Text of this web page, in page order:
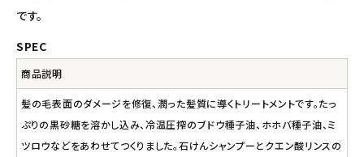
meeting_room ログイン
です。
SPEC
商品説明
髪の毛表面のダメージを修復、潤った髪質に導くトリートメントです。たっ
ぷりの黒砂糖を溶かし込み、冷温圧搾のブドウ種子油、ホホバ種子油、ミ
ツロウなどをあわせてつくりました。石けんシャンプーとクエン酸リンスの